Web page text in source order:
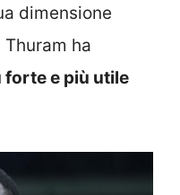
dimensione
ha
forte e più utile